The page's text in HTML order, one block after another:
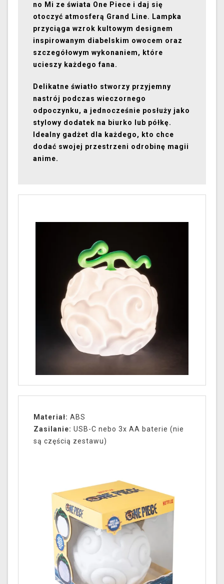
no Mi ze świata One Piece i daj się
otoczyć atmosferą Grand Line. Lampka
przyciąga wzrok kultowym designem
inspirowanym diabelskim owocem oraz
szczegółowym wykonaniem, które
ucieszy każdego fana.
Delikatne światło stworzy przyjemny
nastrój podczas wieczornego
odpoczynku, a jednocześnie posłuży jako
stylowy dodatek na biurko lub półkę.
Idealny gadżet dla każdego, kto chce
dodać swojej przestrzeni odrobinę magii
anime.
Materiał: ABS
Zasilanie: USB-C nebo 3x AA baterie (nie
są częścią zestawu)